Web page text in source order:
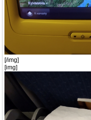
[/img]
[img]